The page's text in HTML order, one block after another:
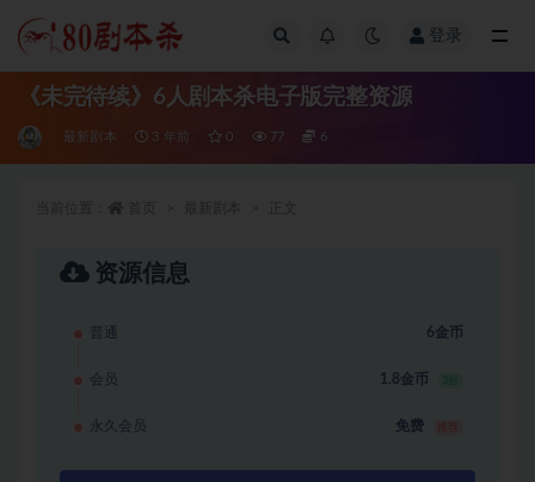
登录
《未完待续》6人剧本杀电子版完整资源
最新剧本 3 年前 0 77 6
资源信息
普通 6金币
会员 1.8金币 3折
永久会员 免费